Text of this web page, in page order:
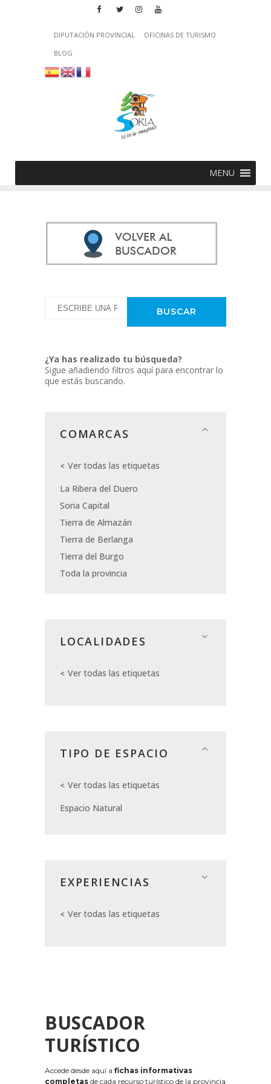
DIPUTACIÓN PROVINCIAL
OFICINAS DE TURISMO
BLOG
MENU
¿Ya has realizado tu búsqueda?
Sigue añadiendo filtros aquí para encontrar lo
que estás buscando.
COMARCAS
Ver todas las etiquetas
La Ribera del Duero
Soria Capital
Tierra de Almazán
Tierra de Berlanga
Tierra del Burgo
Toda la provincia
LOCALIDADES
Ver todas las etiquetas
TIPO DE ESPACIO
Ver todas las etiquetas
Espacio Natural
EXPERIENCIAS
Ver todas las etiquetas
BUSCADOR
TURÍSTICO
Accede desde aquí a fichas informativas
completas de cada recurso turístico de la provincia